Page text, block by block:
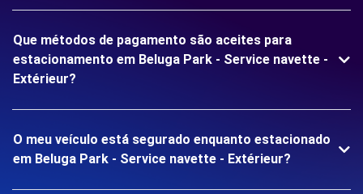
Que métodos de pagamento são aceites para
estacionamento em Beluga Park - Service navette -
Extérieur?
O meu veículo está segurado enquanto estacionado
em Beluga Park - Service navette - Extérieur?